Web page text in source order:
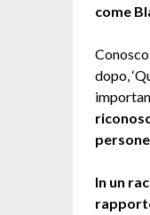
come
dopo,
In un